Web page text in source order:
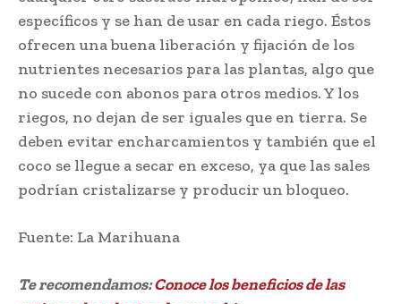
específicos y se han de usar en cada riego. Éstos
ofrecen una buena liberación y fijación de los
nutrientes necesarios para las plantas, algo que
no sucede con abonos para otros medios. Y los
riegos, no dejan de ser iguales que en tierra. Se
deben evitar encharcamientos y también que el
coco se llegue a secar en exceso, ya que las sales
podrían cristalizarse y producir un bloqueo.
Fuente: La Marihuana
Te recomendamos:Conoce los beneficios de las